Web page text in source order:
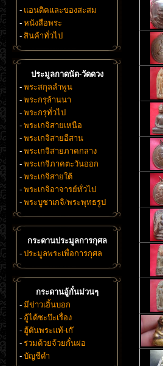
- แอนติคและของสะสม
- หนังสือพระ
- สินค้าทั่วไป
ประมูลกาดนัด-วัดดวง
- พระสกุลลำพูน
- พระกรุล้านนา
- พระกรุทั่วไป
- พระเกจิสายเหนือ
- พระเกจิสายอีสาน
- พระเกจิสายภาคกลาง
- พระเกจิภาคตะวันออก
- พระเกจิสายใต้
- พระเกจิอาจารย์ทั่วไป
- พระบูชาเกจิ/พระพุทธรูป
กระดานประมูลการกุศล
- ประมูลพระเพื่อการกุศล
กระดานอู้กั๋นม่วนๆ
- มีข่าวเอิ้นบอก
- อู้ได้ซะป๊ะเรื่อง
- ฮู้ตันพระแท้-เก๊
- ร่วมด้วยจ้วยกั๋นผ่อ
- บัญชีดำ